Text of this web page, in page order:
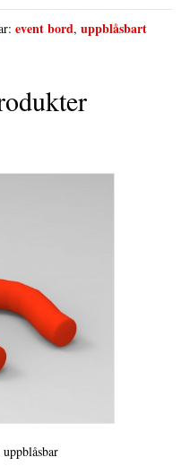
event bord, uppblåsbart